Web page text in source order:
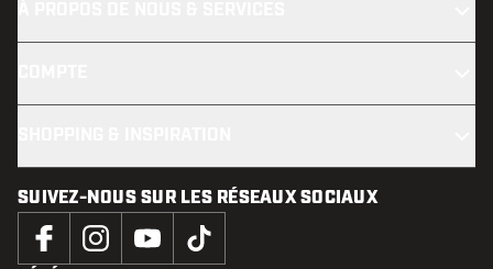
SUIVEZ-NOUS SUR LES RÉSEAUX SOCIAUX